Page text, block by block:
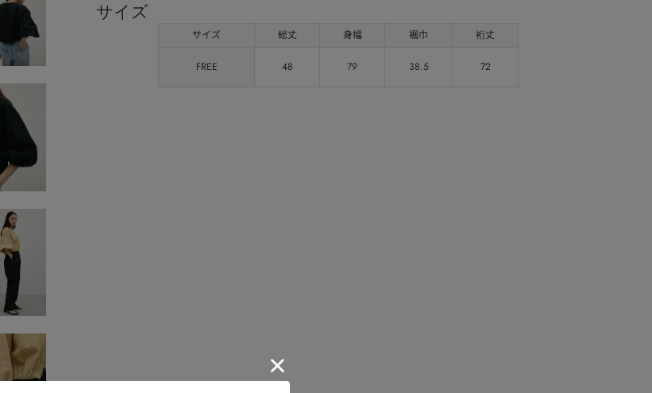
サイズ
サイズ 総丈 身幅 裾巾 裄丈
FREE 48 79 38.5 72